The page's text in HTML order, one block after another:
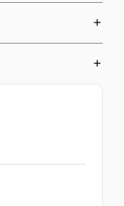
add
add